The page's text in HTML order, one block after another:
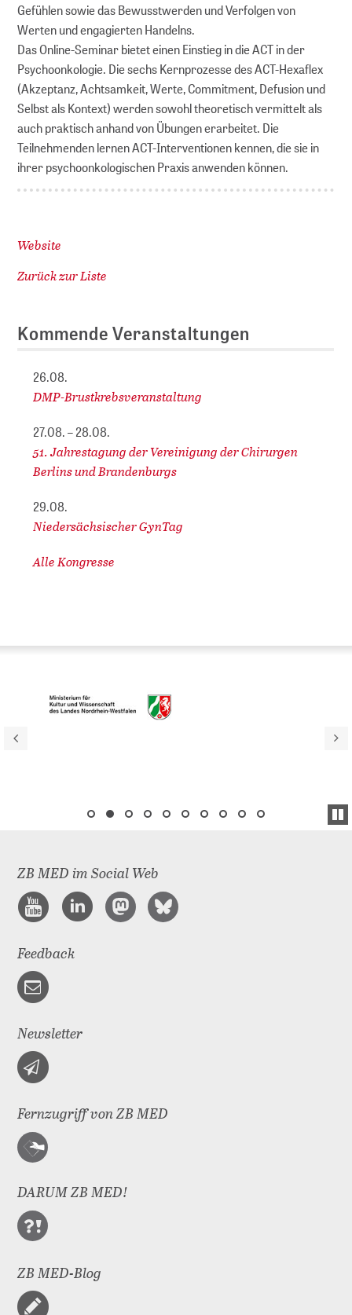
Gefühlen sowie das Bewusstwerden und Verfolgen von
Werten und engagierten Handelns.
Das Online-Seminar bietet einen Einstieg in die ACT in der
Psychoonkologie. Die sechs Kernprozesse des ACT-Hexaflex
(Akzeptanz, Achtsamkeit, Werte, Commitment, Defusion und
Selbst als Kontext) werden sowohl theoretisch vermittelt als
auch praktisch anhand von Übungen erarbeitet. Die
Teilnehmenden lernen ACT-Interventionen kennen, die sie in
ihrer psychoonkologischen Praxis anwenden können.
Website
Zurück zur Liste
Kommende Veranstaltungen
26.08.
DMP-Brustkrebsveranstaltung
27.08. – 28.08.
51. Jahrestagung der Vereinigung der Chirurgen
Berlins und Brandenburgs
29.08.
Niedersächsischer GynTag
Alle Kongresse
ZB MED im Social Web
Feedback
Newsletter
Fernzugriff von ZB MED
DARUM ZB MED!
ZB MED-Blog